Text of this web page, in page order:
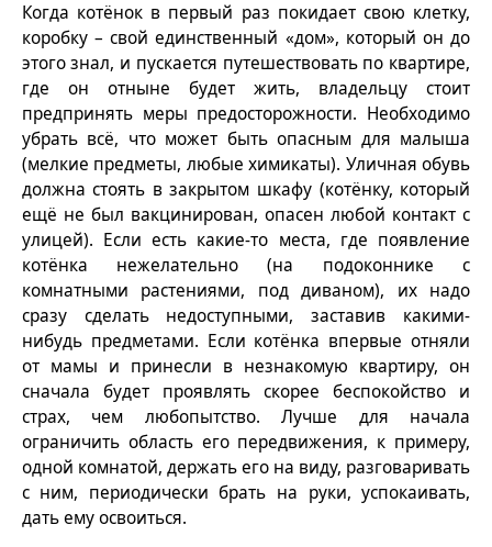
Когда котёнок в первый раз покидает свою клетку,
коробку – свой единственный «дом», который он до
этого знал, и пускается путешествовать по квартире,
где он отныне будет жить, владельцу стоит
предпринять меры предосторожности. Необходимо
убрать всё, что может быть опасным для малыша
(мелкие предметы, любые химикаты). Уличная обувь
должна стоять в закрытом шкафу (котёнку, который
ещё не был вакцинирован, опасен любой контакт с
улицей). Если есть какие-то места, где появление
котёнка нежелательно (на подоконнике с
комнатными растениями, под диваном), их надо
сразу сделать недоступными, заставив какими-
нибудь предметами. Если котёнка впервые отняли
от мамы и принесли в незнакомую квартиру, он
сначала будет проявлять скорее беспокойство и
страх, чем любопытство. Лучше для начала
ограничить область его передвижения, к примеру,
одной комнатой, держать его на виду, разговаривать
с ним, периодически брать на руки, успокаивать,
дать ему освоиться.